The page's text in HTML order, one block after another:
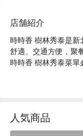
店舗紹介
時時香 樹林秀泰是
舒適、交通方便，聚
時時香 樹林秀泰菜
時時香 樹林秀泰推
人気商品